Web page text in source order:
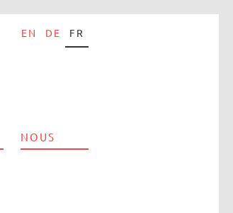
EN DE FR
NOUS